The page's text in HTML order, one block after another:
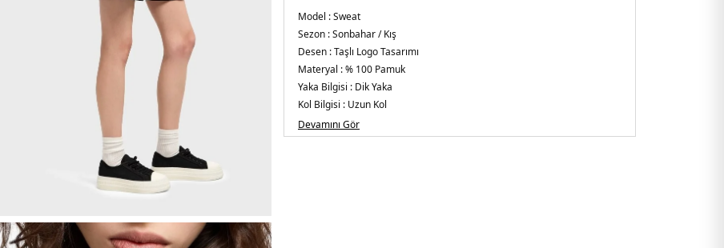
Model :Sweat
Sezon :Sonbahar / Kış
Desen :Taşlı Logo Tasarımı
Materyal :% 100 Pamuk
Yaka Bilgisi : Dik Yaka
Kol Bilgisi : Uzun Kol
Kalıp Bilgisi :Regular Fit
Üretim Yeri :Tunus
Devamını Gör